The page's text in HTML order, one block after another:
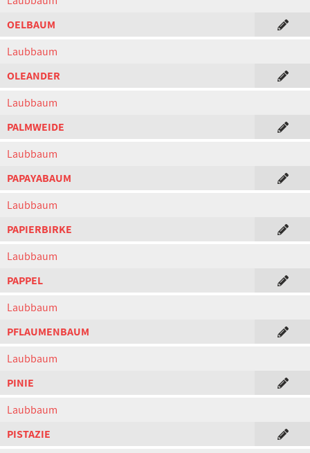
OELBAUM
Laubbaum
OLEANDER
Laubbaum
PALMWEIDE
Laubbaum
PAPAYABAUM
Laubbaum
PAPIERBIRKE
Laubbaum
PAPPEL
Laubbaum
PFLAUMENBAUM
Laubbaum
PINIE
Laubbaum
PISTAZIE